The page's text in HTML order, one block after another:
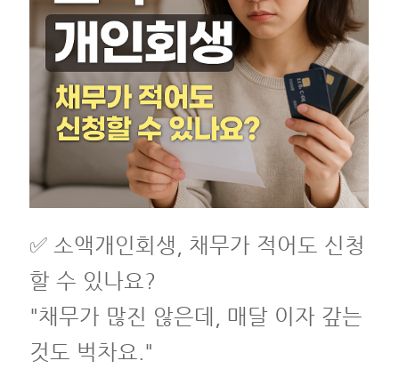
✅ 소액개인회생, 채무가 적어도 신청
할 수 있나요?
"채무가 많진 않은데, 매달 이자 갚는
것도 벅차요."